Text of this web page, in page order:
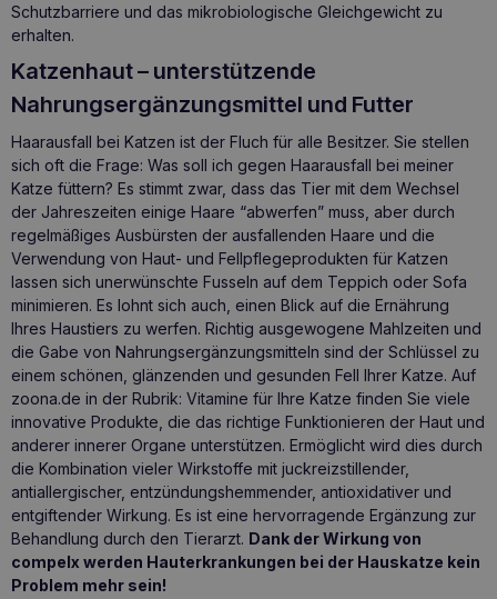
Schutzbarriere und das mikrobiologische Gleichgewicht zu
erhalten.
Katzenhaut – unterstützende
Nahrungsergänzungsmittel und Futter
Haarausfall bei Katzen ist der Fluch für alle Besitzer. Sie stellen
sich oft die Frage: Was soll ich gegen Haarausfall bei meiner
Katze füttern? Es stimmt zwar, dass das Tier mit dem Wechsel
der Jahreszeiten einige Haare “abwerfen” muss, aber durch
regelmäßiges Ausbürsten der ausfallenden Haare und die
Verwendung von Haut- und Fellpflegeprodukten für Katzen
lassen sich unerwünschte Fusseln auf dem Teppich oder Sofa
minimieren. Es lohnt sich auch, einen Blick auf die Ernährung
Ihres Haustiers zu werfen. Richtig ausgewogene Mahlzeiten und
die Gabe von Nahrungsergänzungsmitteln sind der Schlüssel zu
einem schönen, glänzenden und gesunden Fell Ihrer Katze. Auf
zoona.de in der Rubrik: Vitamine für Ihre Katze finden Sie viele
innovative Produkte, die das richtige Funktionieren der Haut und
anderer innerer Organe unterstützen. Ermöglicht wird dies durch
die Kombination vieler Wirkstoffe mit juckreizstillender,
antiallergischer, entzündungshemmender, antioxidativer und
entgiftender Wirkung. Es ist eine hervorragende Ergänzung zur
Behandlung durch den Tierarzt. Dank der Wirkung von
compelx werden Hauterkrankungen bei der Hauskatze kein
Problem mehr sein!